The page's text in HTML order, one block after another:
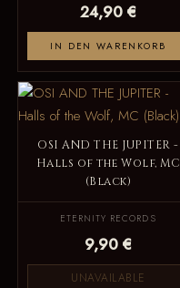
24,90 €
IN DEN WARENKORB
OSI AND THE JUPITER -
Halls of the Wolf, MC
(Black)
ETERNITY RECORDS
9,90 €
UNAVAILABLE